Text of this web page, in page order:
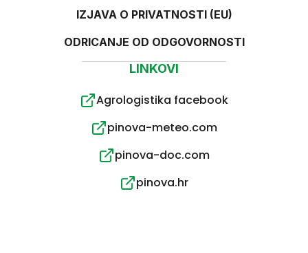
LINKOVI
Agrologistika facebook
pinova-meteo.com
pinova-doc.com
pinova.hr
IZJAVA O PRIVATNOSTI (EU)
ODRICANJE OD ODGOVORNOSTI